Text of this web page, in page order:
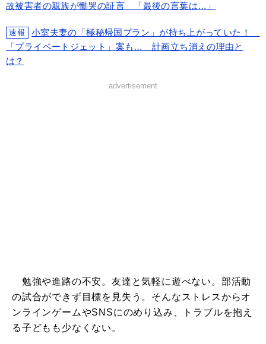
故被害者の親族が慟哭の証言 「最後の言葉は…」
速報
小室夫妻の「極秘帰国プラン」が持ち上がっていた！
「プライベートジェット」案も… 計画立ち消えの理由と
は？
advertisement
勉強や進路の不安。友達と気軽に遊べない。部活動
の試合ができず目標を見失う。そんなストレスからオ
ンラインゲームやSNSにのめり込み、トラブルを抱え
る子どもも少なくない。